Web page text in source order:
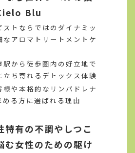
Blu
ストならではのダイナミッ
なアロマトリートメントケ
駅から徒歩圏内の好立地で
立ち寄れるデトックス体験
様や本格的なリンパドレナ
める方に選ばれる理由
特有の不調やしつこ
む女性のための駆け